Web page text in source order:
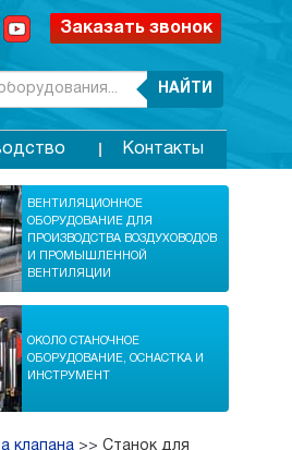
Заказать звонок
НАЙТИ
Контакты
ВЕНТИЛЯЦИОННОЕ
ОБОРУДОВАНИЕ ДЛЯ
ПРОИЗВОДСТВА ВОЗДУХОВОДОВ
И ПРОМЫШЛЕННОЙ
ВЕНТИЛЯЦИИ
ОКОЛО СТАНОЧНОЕ
ОБОРУДОВАНИЕ, ОСНАСТКА И
ИНСТРУМЕНТ
клапана >> Станок для